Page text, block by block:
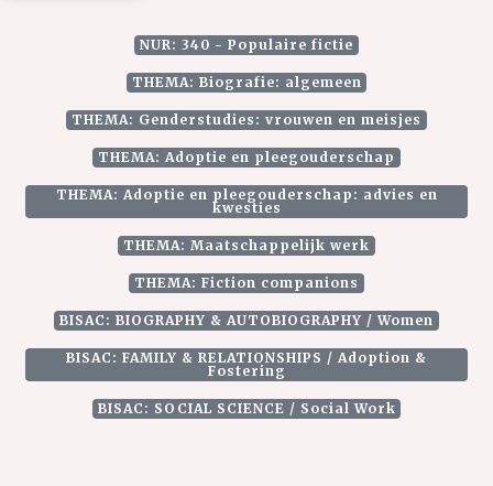
NUR: 340 - Populaire fictie
THEMA: Biografie: algemeen
THEMA: Genderstudies: vrouwen en meisjes
THEMA: Adoptie en pleegouderschap
THEMA: Adoptie en pleegouderschap: advies en
kwesties
THEMA: Maatschappelijk werk
THEMA: Fiction companions
BISAC: BIOGRAPHY & AUTOBIOGRAPHY / Women
BISAC: FAMILY & RELATIONSHIPS / Adoption &
Fostering
BISAC: SOCIAL SCIENCE / Social Work